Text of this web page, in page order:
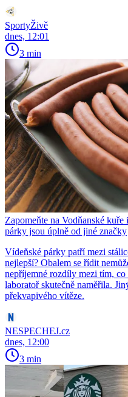
SportyŽivě
dnes, 12:01
3 min
Zapomeňte na Vodňanské
párky jsou úplně od jiné značky
Vídeňské párky patří mezi
nejlepší? Obalem se řídit
nepříjemné rozdíly mezi tím,
laboratoř skutečně naměřila.
překvapivého vítěze.
NESPECHEJ.cz
dnes, 12:00
3 min